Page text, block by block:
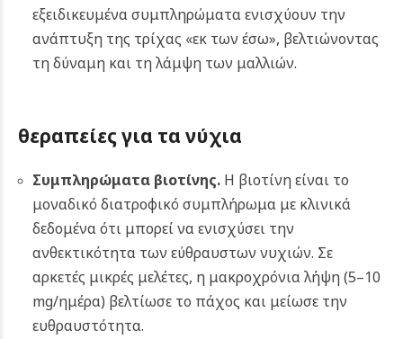
εξειδικευμένα συμπληρώματα ενισχύουν την
ανάπτυξη της τρίχας «εκ των έσω», βελτιώνοντας
τη δύναμη και τη λάμψη των μαλλιών.
θεραπείες για τα νύχια
Συμπληρώματα βιοτίνης. Η βιοτίνη είναι το
μοναδικό διατροφικό συμπλήρωμα με κλινικά
δεδομένα ότι μπορεί να ενισχύσει την
ανθεκτικότητα των εύθραυστων νυχιών. Σε
αρκετές μικρές μελέτες, η μακροχρόνια λήψη (5–10
mg/ημέρα) βελτίωσε το πάχος και μείωσε την
ευθραυστότητα.